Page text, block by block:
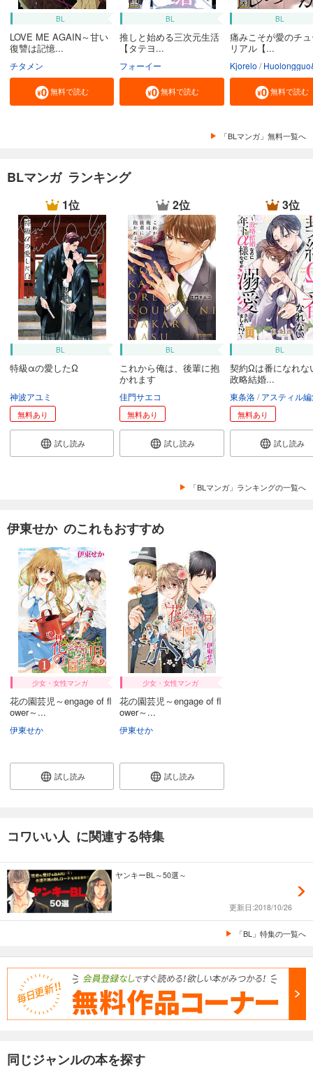
BL
LOVE ME AGAIN～甘い
復讐は記憶...
チタメン
無料で読む
BL
推しと始める三次元生活
【タテヨ...
フォーイー
無料で読む
BL
痛みこそが愛のチ
リアル【...
Kjorelo
無料で読む
「BLマンガ」無料一覧へ
BLマンガ ランキング
1位
BL
特級αの愛したΩ
神波アユミ
無料あり
試し読み
2位
BL
これから俺は、後輩に抱
かれます
佳門サエコ
無料あり
試し読み
3位
BL
契約Ωは番になれな
政略結婚...
東条洛 アスティル
無料あり
試し読み
「BLマンガ」ランキングの一覧へ
伊東せか のこれもおすすめ
少女・女性マンガ
花の園芸児～engage of fl
ower～...
伊東せか
試し読み
少女・女性マンガ
花の園芸児～engage of fl
ower～...
伊東せか
試し読み
コワいい人 に関連する特集
ヤンキーBL～50選～
更新日:2018/10/26
「BL」特集の一覧へ
同じジャンルの本を探す